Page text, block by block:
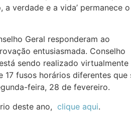
a verdade e a vida’ permanece o
Geral responderam ao
entusiasmada. Conselho
sendo realizado virtualmente
17 fusos horários diferentes que
feira, 28 de fevereiro.
deste ano, clique aqui.